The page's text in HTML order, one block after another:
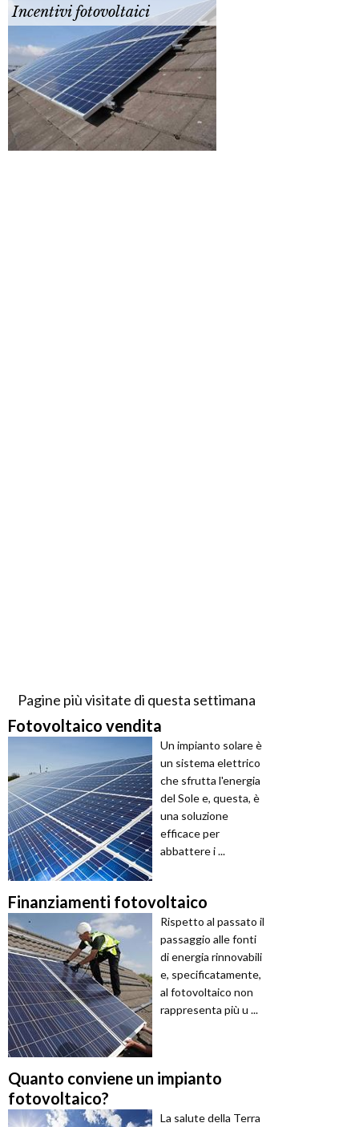
Incentivi fotovoltaici
Pagine più visitate di questa settimana
Fotovoltaico vendita
Un impianto solare è
un sistema elettrico
che sfrutta l'energia
del Sole e, questa, è
una soluzione
efficace per
abbattere i ...
Finanziamenti fotovoltaico
Rispetto al passato il
passaggio alle fonti
di energia rinnovabili
e, specificatamente,
al fotovoltaico non
rappresenta più u ...
Quanto conviene un impianto
fotovoltaico?
La salute della Terra